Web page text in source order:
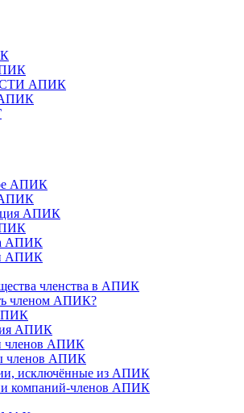
АПИК
АПИК
АПИК
АПИК
АПИК
АПИК
членства в АПИК
членом АПИК?
АПИК
членов АПИК
членов АПИК
исключённые из АПИК
компаний-членов АПИК